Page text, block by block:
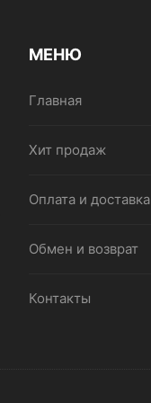
МЕНЮ
Главная
Хит продаж
Оплата и доставка
Обмен и возврат
Контакты